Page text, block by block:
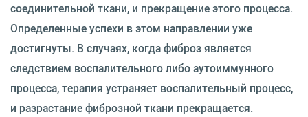
соединительной ткани, и прекращение этого процесса.
Определенные успехи в этом направлении уже
достигнуты. В случаях, когда фиброз является
следствием воспалительного либо аутоиммунного
процесса, терапия устраняет воспалительный процесс,
и разрастание фиброзной ткани прекращается.